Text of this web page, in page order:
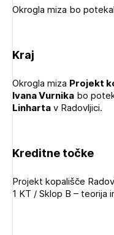
Okrogla miza bo
Kraj
Okrogla miza Projekt
Ivana Vurnika bo
Linhartav Radovljici.
Kreditne točke
Projekt kopališče
1 KT / Sklop B – teorija